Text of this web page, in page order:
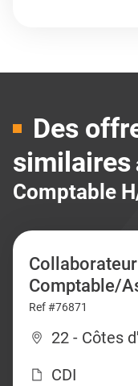
Des
similaires
Comptable
Collaborateur
Comptable/
Ref #76871
22 - Côtes
CDI